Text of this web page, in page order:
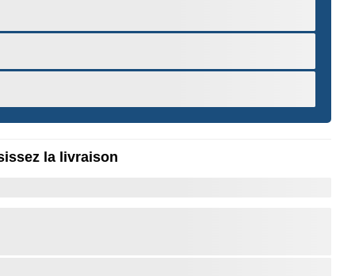
la livraison